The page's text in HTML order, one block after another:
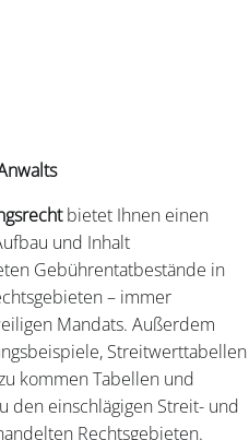
bietet Ihnen einen
und Inhalt
Gebührentatbestände in
– immer
Mandats. Außerdem
Streitwerttabellen
kommen Tabellen und
den einschlägigen Streit- und
Rechtsgebieten.